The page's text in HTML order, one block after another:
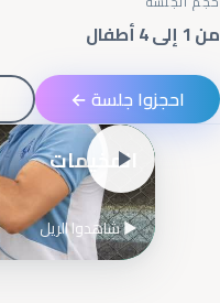
من 1 إلى 4 أطفال
احجزوا جلسة ←
المخيمات
▶ شاهدوا الريل